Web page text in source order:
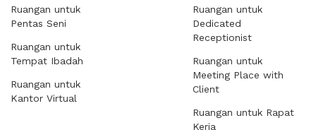
Ruangan untuk
Pentas Seni
Ruangan untuk
Tempat Ibadah
Ruangan untuk
Kantor Virtual
Ruangan untuk
Dedicated
Receptionist
Ruangan untuk
Meeting Place with
Client
Ruangan untuk Rapat
Kerja